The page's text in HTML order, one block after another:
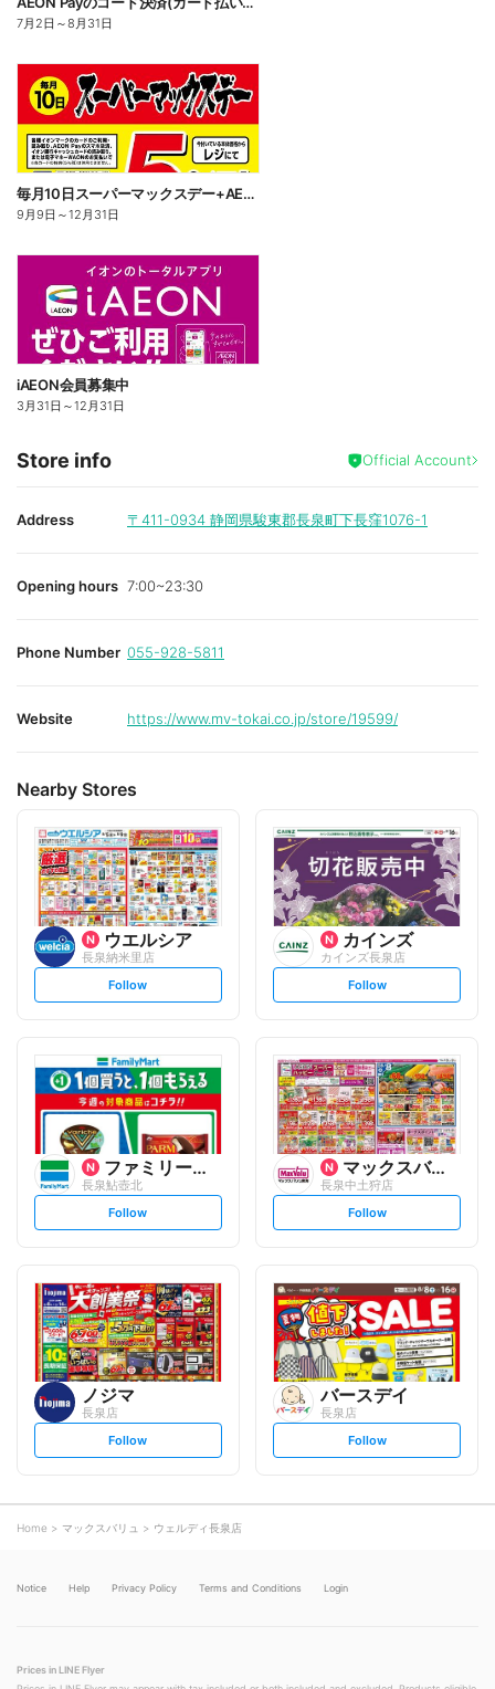
7月2日 ～8月31日
毎月10日スーパーマックスデー+AEON Pay 10倍
9月9日 ～12月31日
iAEON会員募集中
3月31日 ～12月31日
Store info Official Account
Address 〒411-0934 静岡県駿東郡長泉町下長窪1076-1
Opening hours 7:00~23:30
Phone Number 055-928-5811
Website https://www.mv-tokai.co.jp/store/19599/
Nearby Stores
ウエルシア
長泉納米里店
s
t
l
o
w
Follow
カインズ
カインズ長泉店
s
t
l
o
w
Follow
ファミリーマート
長泉鮎壺北
s
t
l
o
w
Follow
マックスバリュ
長泉中土狩店
s
t
l
o
w
Follow
ノジマ
長泉店
s
t
o
w
Follow
バースデイ
長泉店
s
t
Follow
Home マックスバリュ ウェルディ長泉店
Notice Help Privacy Policy Terms and Conditions Login
Prices in LINE Flyer